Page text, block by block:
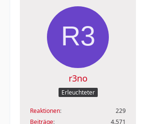
r3no
Erleuchteter
Reaktionen
229
Beiträge
4.571